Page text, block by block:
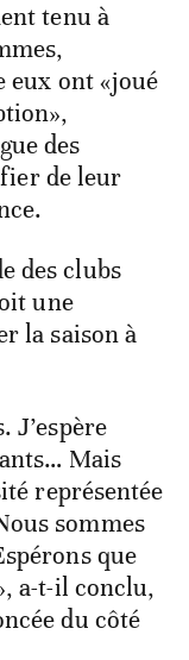
tenu à
eux ont «joué
des
fier de leur
des clubs
une
la saison à
J’espère
Mais
représentée
sommes
que
a-t-il conclu,
du côté